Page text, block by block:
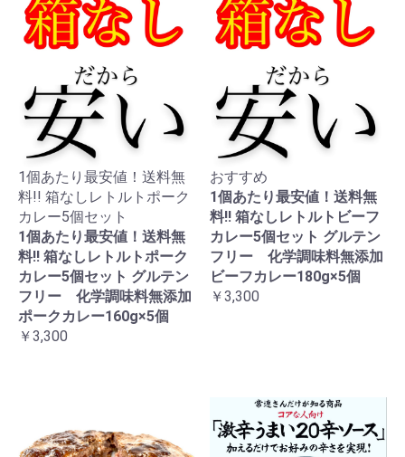
1個あたり最安値！送料無
料!! 箱なしレトルトポーク
カレー5個セット
1個あたり最安値！送料無
料!! 箱なしレトルトポーク
カレー5個セット グルテン
フリー 化学調味料無添加
ポークカレー160g×5個
￥3,300
おすすめ
1個あたり最安値！送料無
料!! 箱なしレトルトビーフ
カレー5個セット グルテン
フリー 化学調味料無添加
ビーフカレー180g×5個
￥3,300